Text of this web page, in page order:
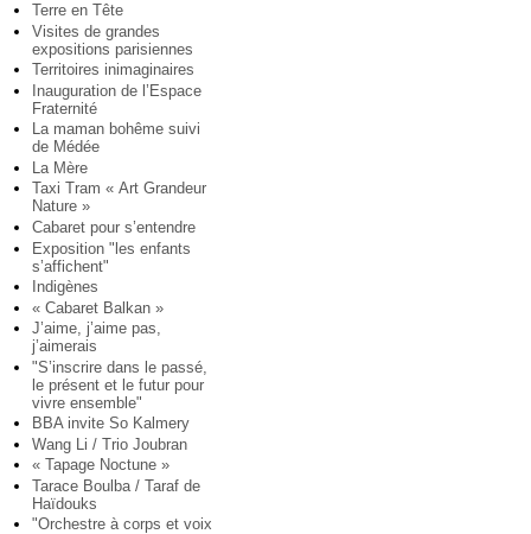
Terre en Tête
Visites de grandes
expositions parisiennes
Territoires inimaginaires
Inauguration de l’Espace
Fraternité
La maman bohême suivi
de Médée
La Mère
Taxi Tram « Art Grandeur
Nature »
Cabaret pour s’entendre
Exposition "les enfants
s’affichent"
Indigènes
« Cabaret Balkan »
J’aime, j’aime pas,
j’aimerais
"S’inscrire dans le passé,
le présent et le futur pour
vivre ensemble"
BBA invite So Kalmery
Wang Li / Trio Joubran
« Tapage Noctune »
Tarace Boulba / Taraf de
Haïdouks
"Orchestre à corps et voix